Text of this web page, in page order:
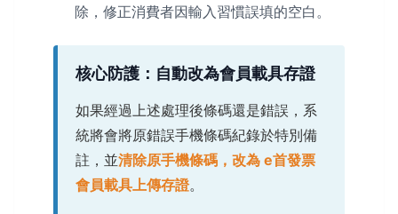
除，修正消費者因輸入習慣誤填的空白。
核心防護：自動改為會員載具存證
如果經過上述處理後條碼還是錯誤，系
統將會將原錯誤手機條碼紀錄於特別備
註，並清除原手機條碼，改為 e首發票
會員載具上傳存證。